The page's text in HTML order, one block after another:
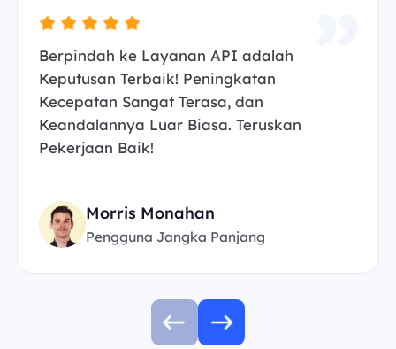
Berpindah ke Layanan API adalah
Keputusan Terbaik! Peningkatan
Kecepatan Sangat Terasa, dan
Keandalannya Luar Biasa. Teruskan
Pekerjaan Baik!
Morris Monahan
Pengguna Jangka Panjang